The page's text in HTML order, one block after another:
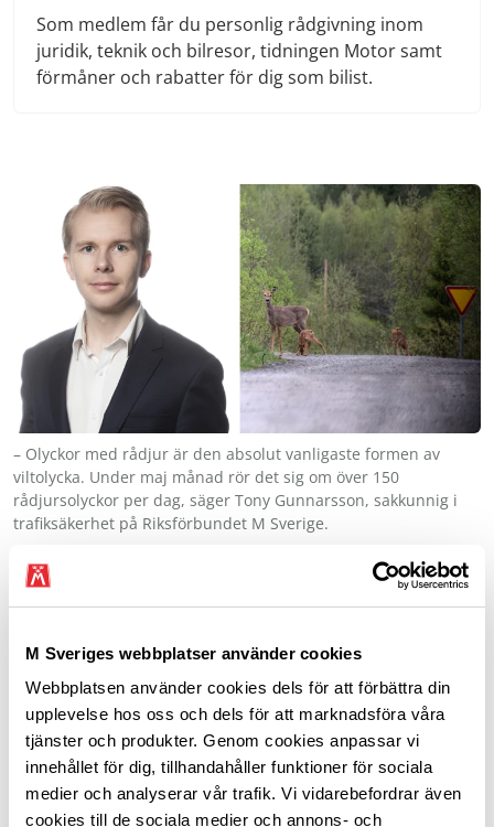
M Sveriges webbplatser använder cookies
Webbplatsen använder cookies dels för att förbättra din
upplevelse hos oss och dels för att marknadsföra våra
tjänster och produkter. Genom cookies anpassar vi
innehållet för dig, tillhandahåller funktioner för sociala
medier och analyserar vår trafik. Vi vidarebefordrar även
cookies till de sociala medier och annons- och
Som medlem får du personlig rådgivning inom
juridik, teknik och bilresor, tidningen Motor samt
förmåner och rabatter för dig som bilist.
– Olyckor med rådjur är den absolut vanligaste formen av
viltolycka. Under maj månad rör det sig om över 150
rådjursolyckor per dag, säger Tony Gunnarsson, sakkunnig i
trafiksäkerhet på Riksförbundet M Sverige.
Frågor vi driver